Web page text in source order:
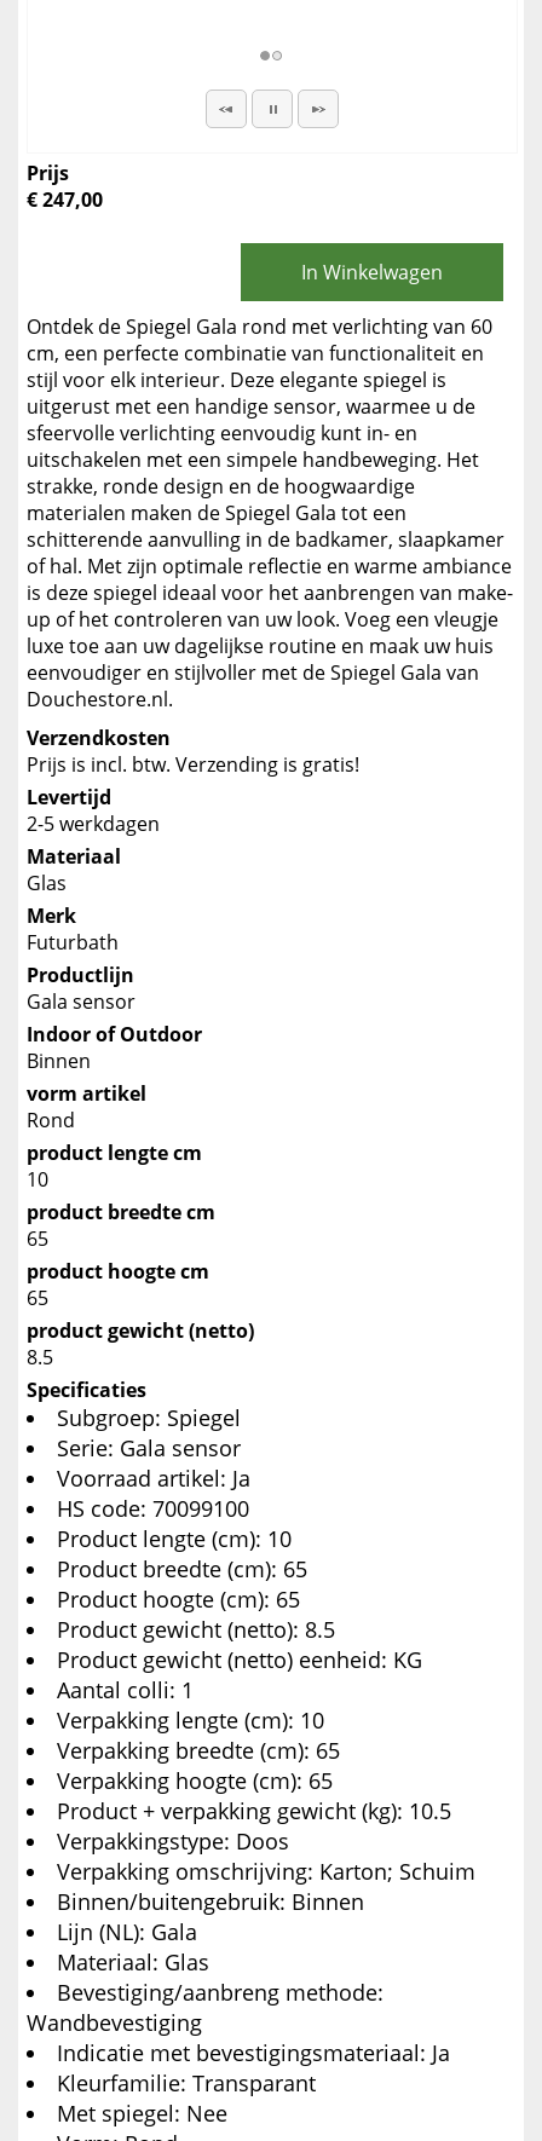
Prijs
€ 247,00
In Winkelwagen
Ontdek de Spiegel Gala rond met verlichting van 60
cm, een perfecte combinatie van functionaliteit en
stijl voor elk interieur. Deze elegante spiegel is
uitgerust met een handige sensor, waarmee u de
sfeervolle verlichting eenvoudig kunt in- en
uitschakelen met een simpele handbeweging. Het
strakke, ronde design en de hoogwaardige
materialen maken de Spiegel Gala tot een
schitterende aanvulling in de badkamer, slaapkamer
of hal. Met zijn optimale reflectie en warme ambiance
is deze spiegel ideaal voor het aanbrengen van make-
up of het controleren van uw look. Voeg een vleugje
luxe toe aan uw dagelijkse routine en maak uw huis
eenvoudiger en stijlvoller met de Spiegel Gala van
Douchestore.nl.
Verzendkosten
Prijs is incl. btw. Verzending is gratis!
Levertijd
2-5 werkdagen
Materiaal
Glas
Merk
Futurbath
Productlijn
Gala sensor
Indoor of Outdoor
Binnen
vorm artikel
Rond
product lengte cm
10
product breedte cm
65
product hoogte cm
65
product gewicht (netto)
8.5
Specificaties
Subgroep: Spiegel
Serie: Gala sensor
Voorraad artikel: Ja
HS code: 70099100
Product lengte (cm): 10
Product breedte (cm): 65
Product hoogte (cm): 65
Product gewicht (netto): 8.5
Product gewicht (netto) eenheid: KG
Aantal colli: 1
Verpakking lengte (cm): 10
Verpakking breedte (cm): 65
Verpakking hoogte (cm): 65
Product + verpakking gewicht (kg): 10.5
Verpakkingstype: Doos
Verpakking omschrijving: Karton; Schuim
Binnen/buitengebruik: Binnen
Lijn (NL): Gala
Materiaal: Glas
Bevestiging/aanbreng methode:
Wandbevestiging
Indicatie met bevestigingsmateriaal: Ja
Kleurfamilie: Transparant
Met spiegel: Nee